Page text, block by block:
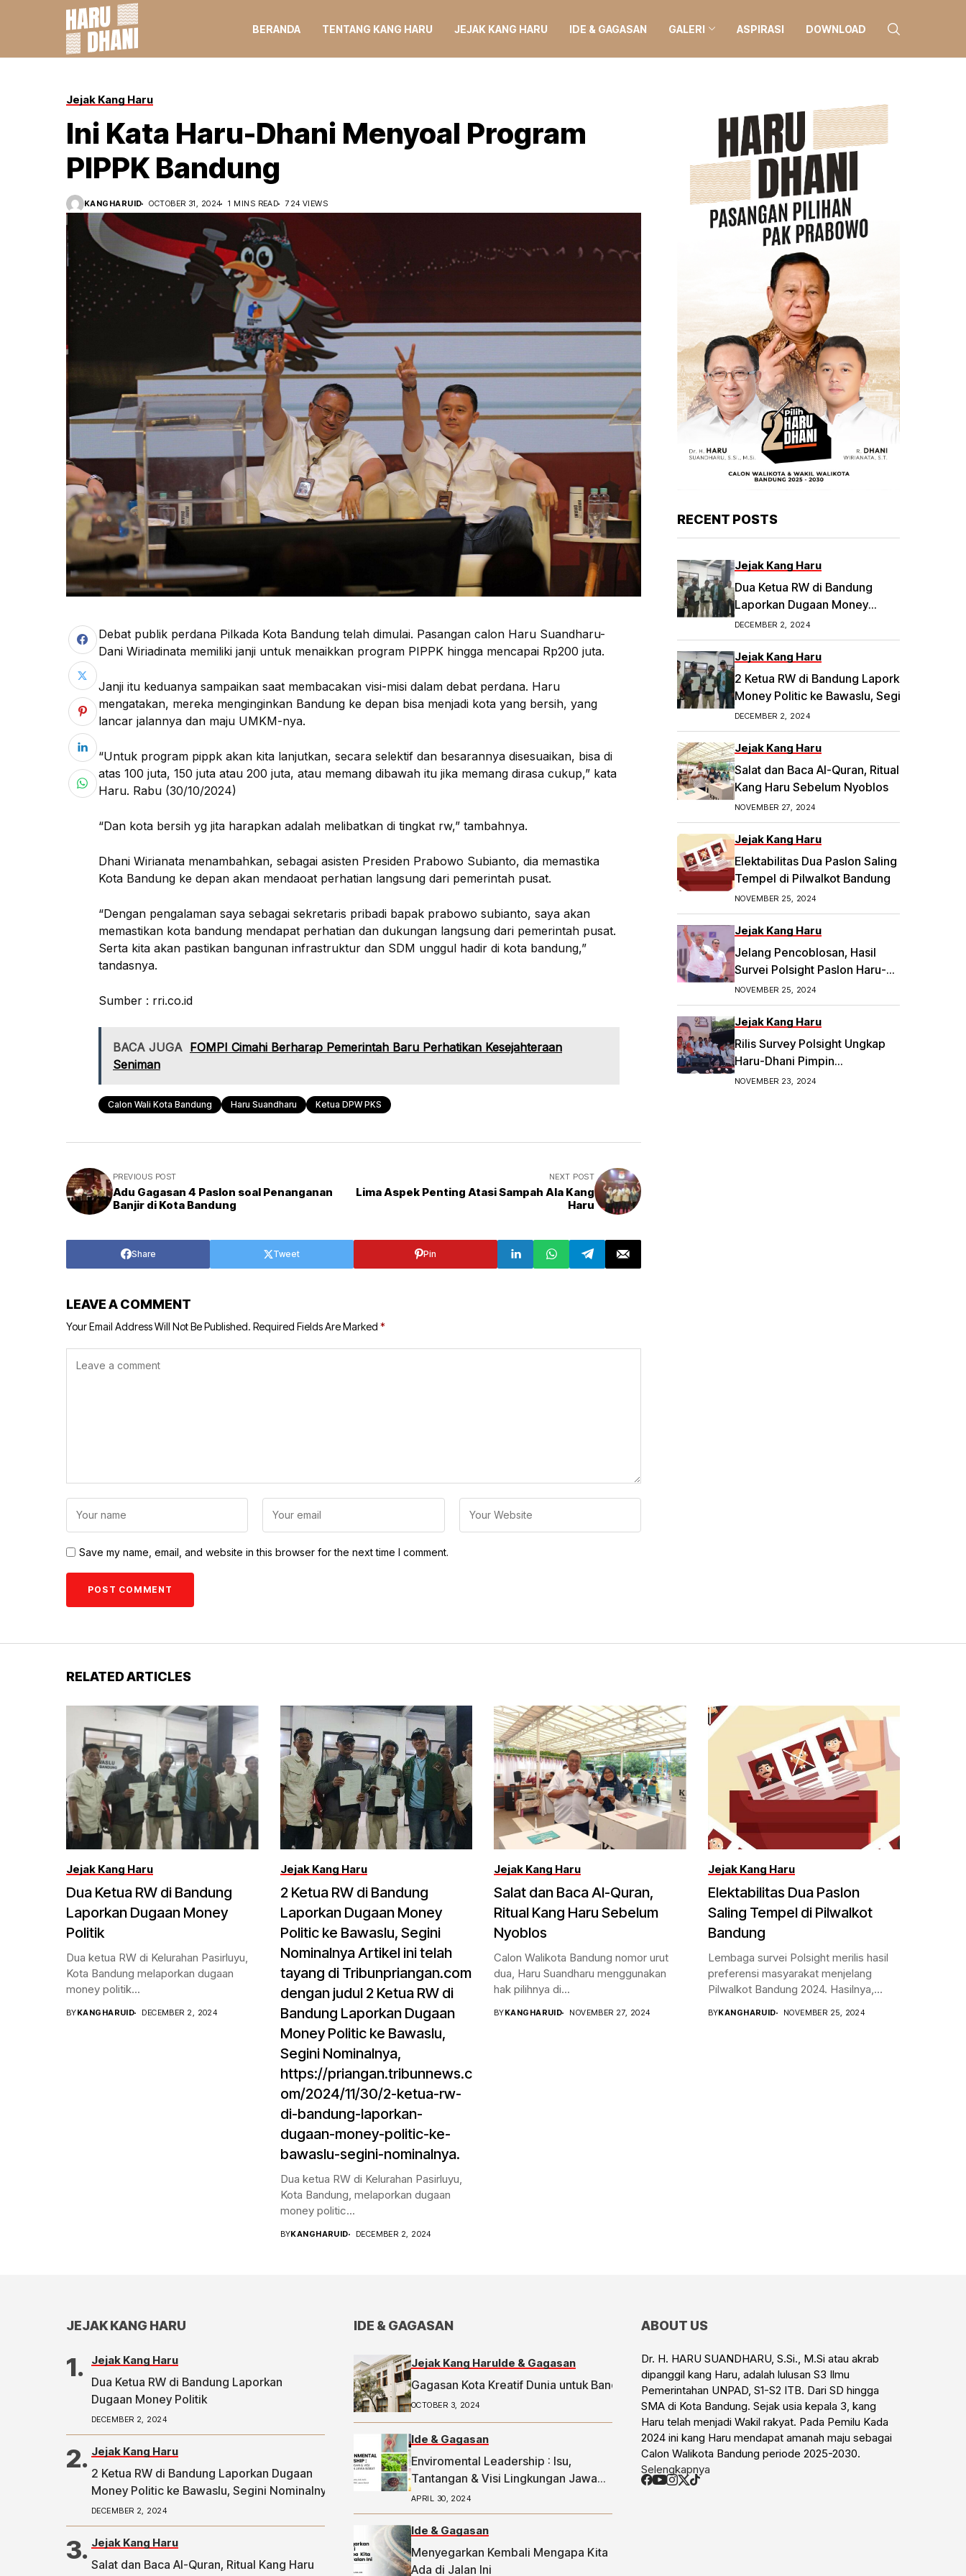
BERANDA TENTANG KANG HARU JEJAK KANG HARU IDE & GAGASAN GALERI ASPIRASI DOWNLOAD
Jejak Kang Haru
Ini Kata Haru-Dhani Menyoal Program
PIPPK Bandung
KANGHARUID OCTOBER 31, 2024 1 MINS READ 724 VIEWS
Debat publik perdana Pilkada Kota Bandung telah dimulai. Pasangan calon Haru Suandharu-
Dani Wiriadinata memiliki janji untuk menaikkan program PIPPK hingga mencapai Rp200 juta.
Janji itu keduanya sampaikan saat membacakan visi-misi dalam debat perdana. Haru
mengatakan, mereka menginginkan Bandung ke depan bisa menjadi kota yang bersih, yang
lancar jalannya dan maju UMKM-nya.
“Untuk program pippk akan kita lanjutkan, secara selektif dan besarannya disesuaikan, bisa di
atas 100 juta, 150 juta atau 200 juta, atau memang dibawah itu jika memang dirasa cukup,” kata
Haru. Rabu (30/10/2024)
“Dan kota bersih yg jita harapkan adalah melibatkan di tingkat rw,” tambahnya.
Dhani Wirianata menambahkan, sebagai asisten Presiden Prabowo Subianto, dia memastika
Kota Bandung ke depan akan mendaoat perhatian langsung dari pemerintah pusat.
“Dengan pengalaman saya sebagai sekretaris pribadi bapak prabowo subianto, saya akan
memastikan kota bandung mendapat perhatian dan dukungan langsung dari pemerintah pusat.
Serta kita akan pastikan bangunan infrastruktur dan SDM unggul hadir di kota bandung,”
tandasnya.
Sumber : rri.co.id
BACA JUGA FOMPI Cimahi Berharap Pemerintah Baru Perhatikan Kesejahteraan
Seniman
Calon Wali Kota Bandung Haru Suandharu Ketua DPW PKS
PREVIOUS POST
Adu Gagasan 4 Paslon soal Penanganan
Banjir di Kota Bandung
NEXT POST
Lima Aspek Penting Atasi Sampah Ala Kang
Haru
Share Tweet Pin
LEAVE A COMMENT
Your Email Address Will Not Be Published. Required Fields Are Marked *
Save my name, email, and website in this browser for the next time I comment.
RECENT POSTS
Jejak Kang Haru
Dua Ketua RW di Bandung
Laporkan Dugaan Money
Politik
DECEMBER 2, 2024
Jejak Kang Haru
2 Ketua RW di Bandung Laporkan Dugaan
Money Politic ke Bawaslu, Segini
Nominalnya Artikel ini telah tayang di
Tribunpriangan.com dengan judul 2
Ketua RW di Bandung Laporkan Dugaan
Money Politic ke Bawaslu, Segini
Nominalnya,
30/2-ketua-rw-di-bandung-laporkan-
dugaan-money-politic-ke-bawaslu-
DECEMBER 2, 2024
Jejak Kang Haru
Salat dan Baca Al-Quran, Ritual
Kang Haru Sebelum Nyoblos
NOVEMBER 27, 2024
Jejak Kang Haru
Elektabilitas Dua Paslon Saling
Tempel di Pilwalkot Bandung
NOVEMBER 25, 2024
Jejak Kang Haru
Jelang Pencoblosan, Hasil
Survei Polsight Paslon Haru-
Dhani Meroket di Pilwakot
Bandung
NOVEMBER 25, 2024
Jejak Kang Haru
Rilis Survey Polsight Ungkap
Haru-Dhani Pimpin
Elektabilitas Tertinggi di
NOVEMBER 23, 2024
RELATED ARTICLES
Jejak Kang Haru
Dua Ketua RW di Bandung
Laporkan Dugaan Money
Politik
Dua ketua RW di Kelurahan Pasirluyu,
Kota Bandung melaporkan dugaan
money politik...
BYKANGHARUID DECEMBER 2, 2024
Jejak Kang Haru
2 Ketua RW di Bandung
Laporkan Dugaan Money
Politic ke Bawaslu, Segini
Nominalnya Artikel ini telah
tayang di Tribunpriangan.com
dengan judul 2 Ketua RW di
Bandung Laporkan Dugaan
Money Politic ke Bawaslu,
Segini Nominalnya,
https://priangan.tribunnews.c
om/2024/11/30/2-ketua-rw-
di-bandung-laporkan-
dugaan-money-politic-ke-
bawaslu-segini-nominalnya.
Dua ketua RW di Kelurahan Pasirluyu,
Kota Bandung, melaporkan dugaan
money politic...
BYKANGHARUID DECEMBER 2, 2024
Jejak Kang Haru
Salat dan Baca Al-Quran,
Ritual Kang Haru Sebelum
Nyoblos
Calon Walikota Bandung nomor urut
dua, Haru Suandharu menggunakan
hak pilihnya di...
BYKANGHARUID NOVEMBER 27, 2024
Jejak Kang Haru
Elektabilitas Dua Paslon
Saling Tempel di Pilwalkot
Bandung
Lembaga survei Polsight merilis hasil
preferensi masyarakat menjelang
Pilwalkot Bandung 2024. Hasilnya,...
BYKANGHARUID NOVEMBER 25, 2024
JEJAK KANG HARU
Jejak Kang Haru
Dua Ketua RW di Bandung Laporkan
Dugaan Money Politik
DECEMBER 2, 2024
Jejak Kang Haru
2 Ketua RW di Bandung Laporkan Dugaan
Money Politic ke Bawaslu, Segini Nominalnya
Artikel ini telah tayang di Tribunpriangan.com
dengan judul 2 Ketua RW di Bandung Laporkan
Dugaan Money Politic ke Bawaslu, Segini
Nominalnya,
DECEMBER 2, 2024
Jejak Kang Haru
Salat dan Baca Al-Quran, Ritual Kang Haru
IDE & GAGASAN
Jejak Kang HaruIde & Gagasan
Gagasan Kota Kreatif Dunia untuk Bandung
OCTOBER 3, 2024
Ide & Gagasan
Enviromental Leadership : Isu,
Tantangan & Visi Lingkungan Jawa
Barat
APRIL 30, 2024
Ide & Gagasan
Menyegarkan Kembali Mengapa Kita
Ada di Jalan Ini
ABOUT US
Dr. H. HARU SUANDHARU, S.Si., M.Si atau akrab
dipanggil kang Haru, adalah lulusan S3 Ilmu
Pemerintahan UNPAD, S1-S2 ITB. Dari SD hingga
SMA di Kota Bandung. Sejak usia kepala 3, kang
Haru telah menjadi Wakil rakyat. Pada Pemilu Kada
2024 ini kang Haru mendapat amanah maju sebagai
Calon Walikota Bandung periode 2025-2030.
Selengkapnya